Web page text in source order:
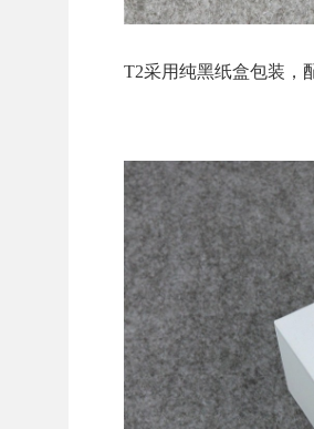
T2采用纯黑纸盒包装，